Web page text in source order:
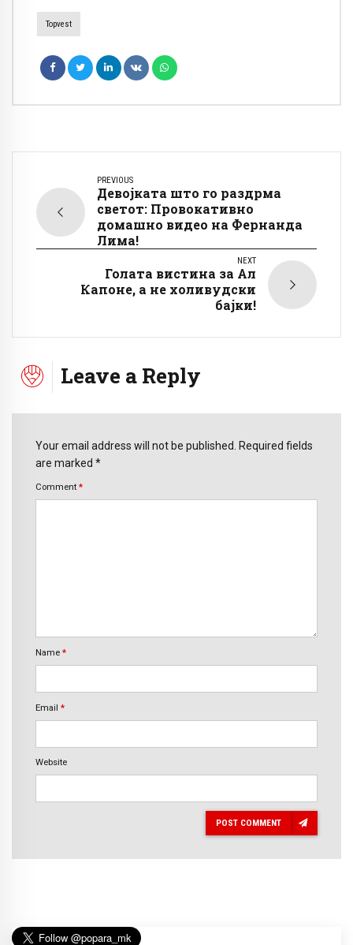
Topvest
PREVIOUS
Девојката што го раздрма
светот: Провокативно
домашно видео на Фернанда
Лима!
NEXT
Голата вистина за Ал
Капоне, а не холивудски
бајки!
Leave a Reply
Your email address will not be published. Required fields
are marked *
Comment *
Name *
Email *
Website
POST COMMENT